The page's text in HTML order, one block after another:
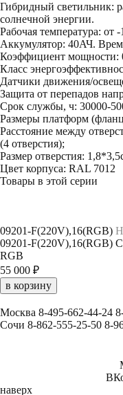
Гибридный светильник:
солнечной энергии.
Рабочая температура: от
Аккумулятор: 40АЧ.
Коэффициент мощности:
Класс
Датчики движения/
Защита от перепадов
Срок службы, ч: 30000-
Размеры платформ
Расстояние между
(4 отверстия);
Размер отверстия:
Цвет корпуса: RAL 7012
Товары в этой серии
09201-F(220V),16(RGB)
09201-F(220V),16(RGB)
RGB
55 000 ₽
в корзину
Москва 8-495-662-44-24
Сочи 8-862-555-25-50 8-
наверх